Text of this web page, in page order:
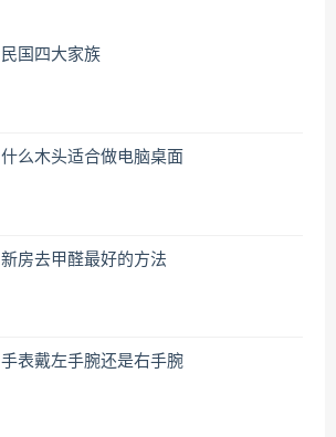
民国四大家族
什么木头适合做电脑桌面
新房去甲醛最好的方法
手表戴左手腕还是右手腕